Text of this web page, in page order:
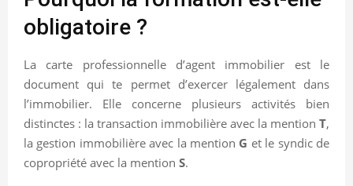
obligatoire ?
La carte professionnelle d’agent immobilier est le
document qui te permet d’exercer légalement dans
l’immobilier. Elle concerne plusieurs activités bien
distinctes : la transaction immobilière avec la mention T,
la gestion immobilière avec la mention G et le syndic de
copropriété avec la mention S.